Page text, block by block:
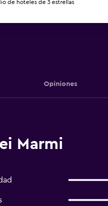
Opiniones
Marmi
de hoteles de 3 estrellas